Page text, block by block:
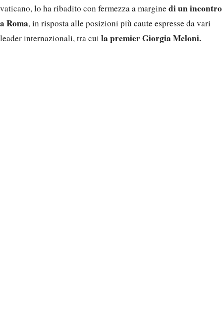
vaticano, lo ha ribadito con fermezza a marginedi un incontro
a Roma, in risposta alle posizioni più caute espresse da vari
leader internazionali, tra cui la premier Giorgia Meloni.